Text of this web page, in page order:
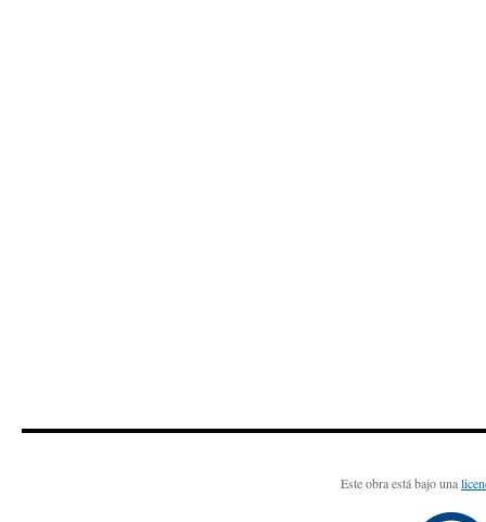
Este obra está bajo una